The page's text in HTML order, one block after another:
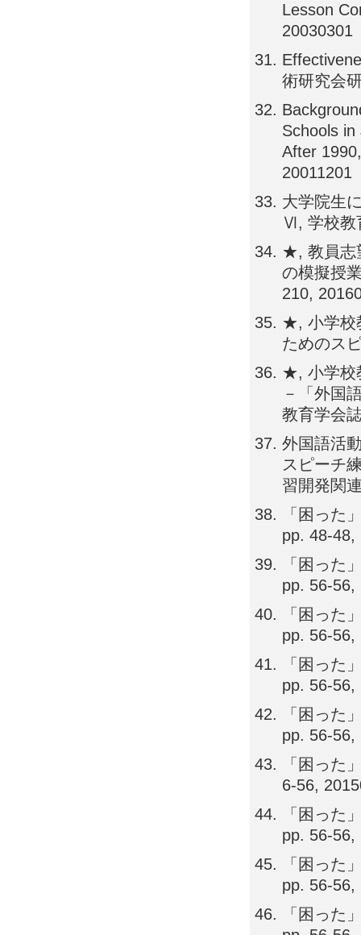
Lesson
20030301
術研究会
Schools
After
20011201
大学院生
Ⅵ, 学校教
★, 教員志
の模擬授
210,
★, 小学校
ためのス
★, 小学校
－「外国
教育学会
外国語活
スピーチ
習開発関
「困った
pp. 48-48,
「困った
pp. 56-56,
「困った
pp. 56-56,
「困った
pp. 56-56,
「困った
pp. 56-56,
「困った
6-56,
「困った
pp. 56-56,
「困った
pp. 56-56,
「困った